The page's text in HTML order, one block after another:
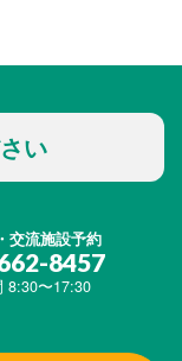
い
交流施設予約
8457
8:30〜17:30